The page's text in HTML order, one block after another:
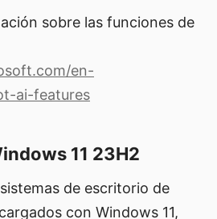
sobre las funciones de
en-
ai-features
11 23H2
de escritorio de
con Windows 11,